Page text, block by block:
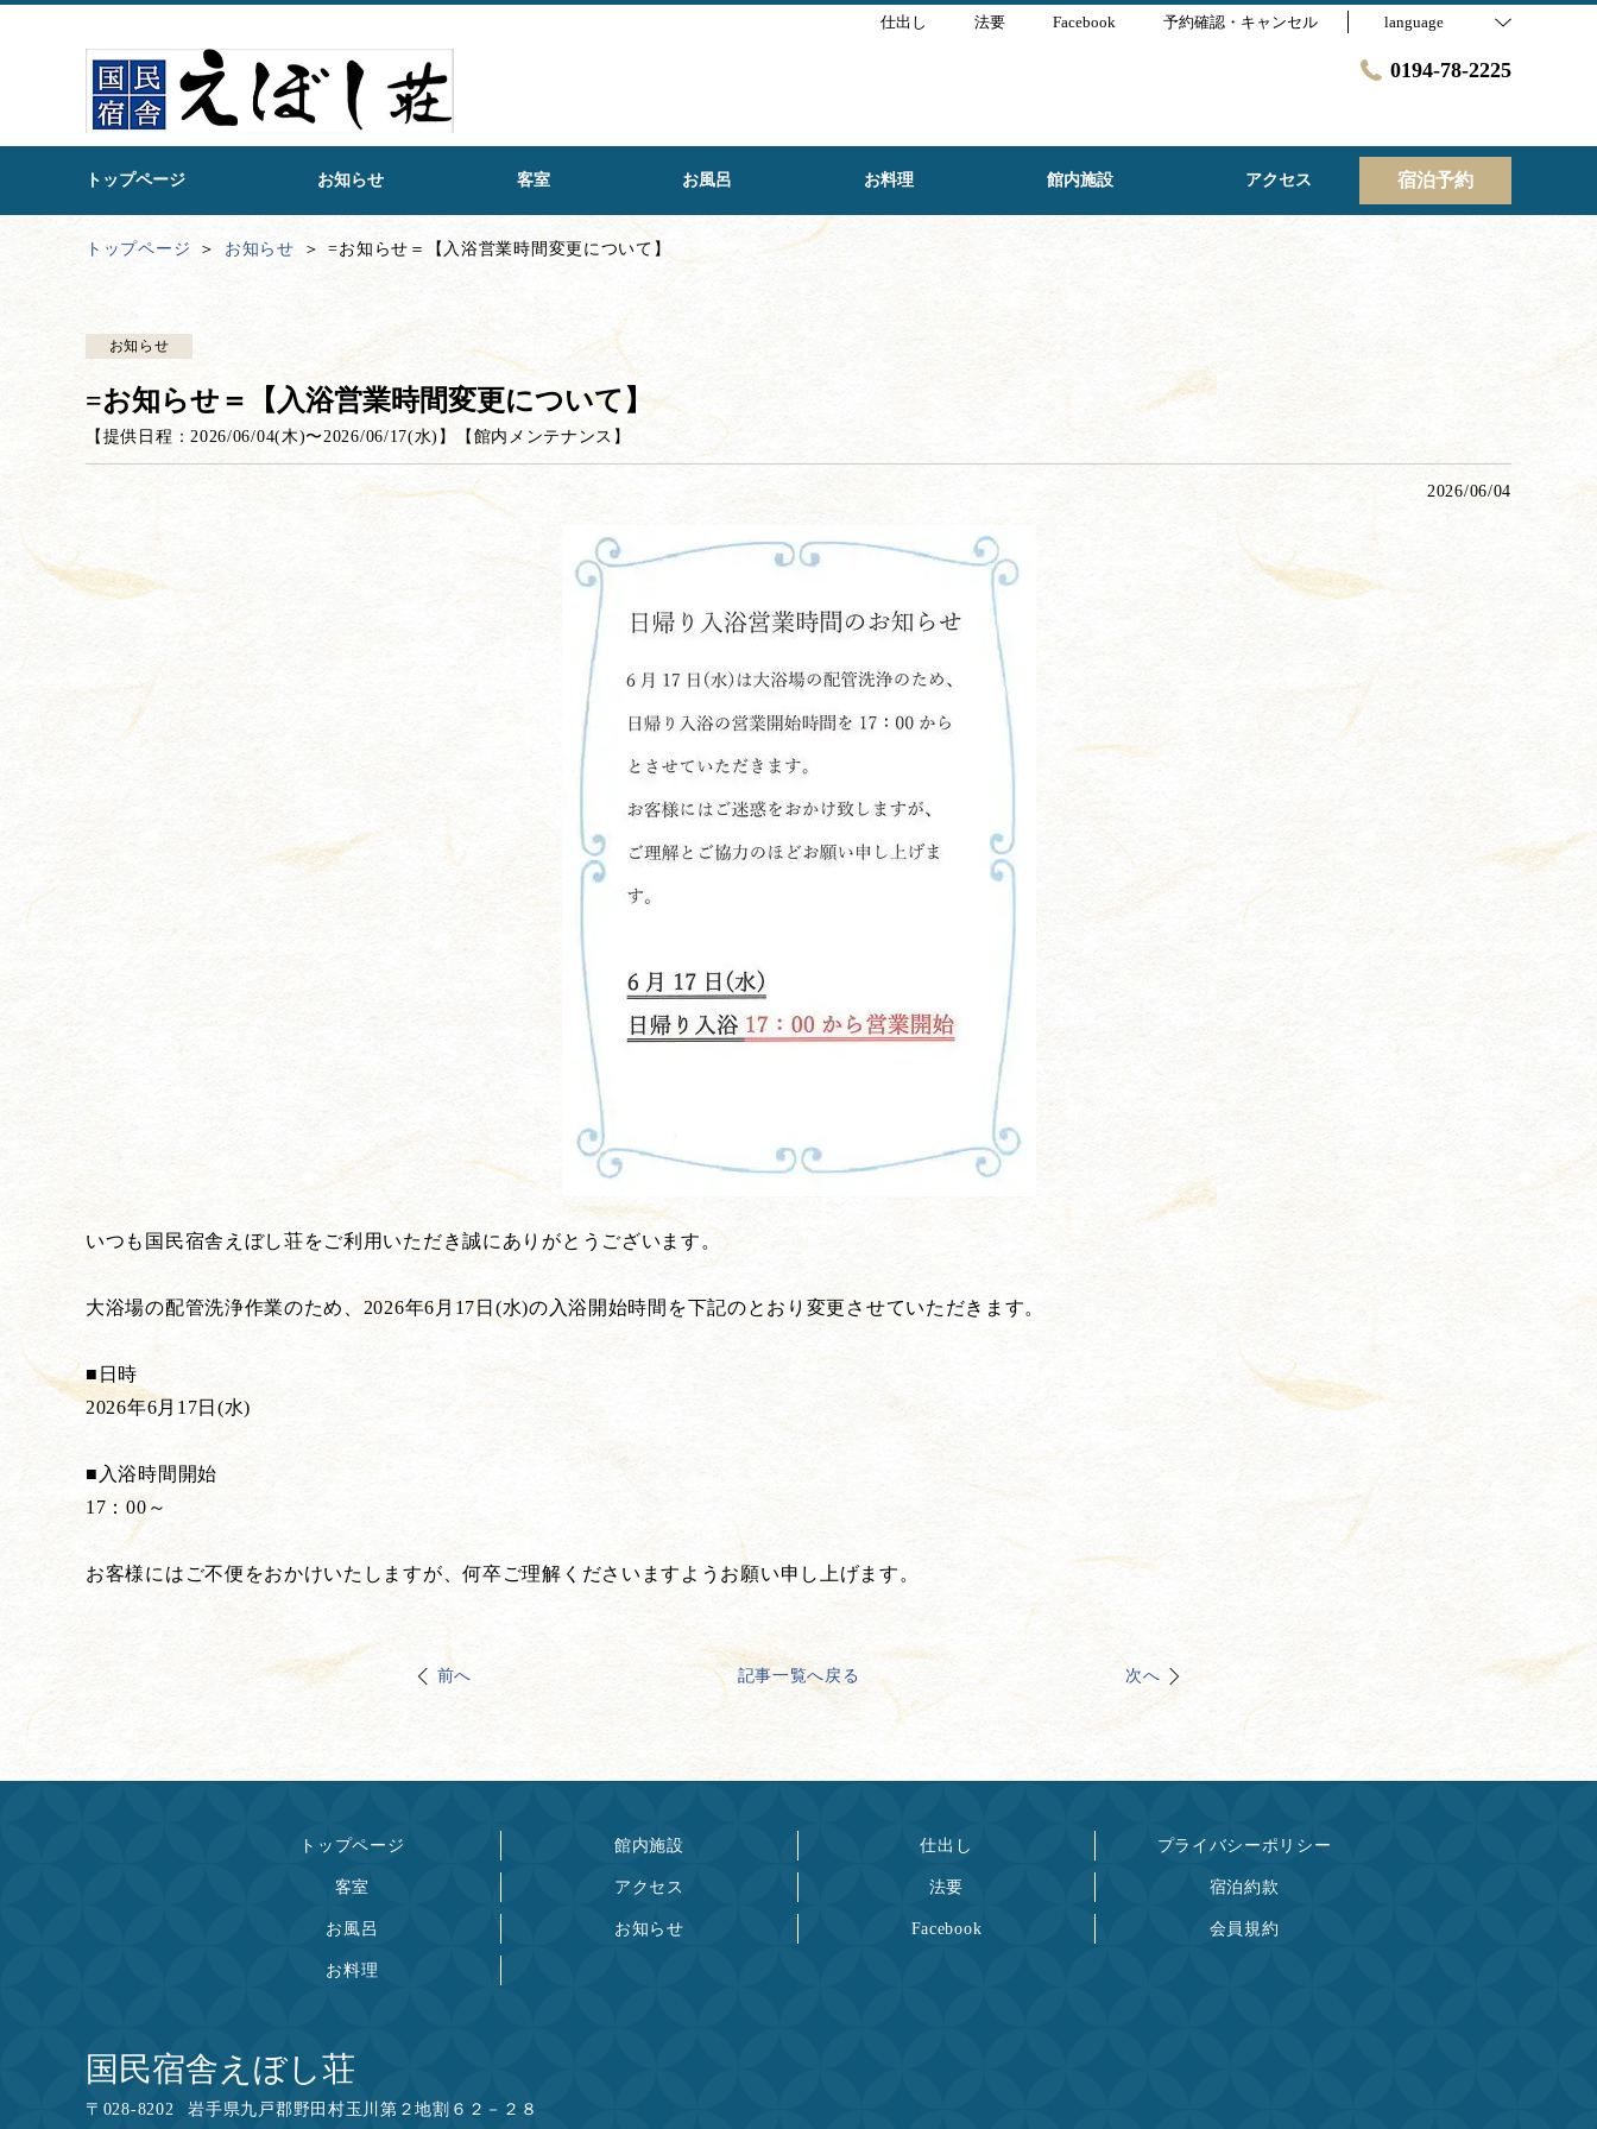
仕出し 法要 Facebook 予約確認・キャンセル language
0194-78-2225
トップページ お知らせ 客室 お風呂 お料理 館内施設 アクセス 宿泊予約
トップページ お知らせ =お知らせ＝【入浴営業時間変更について】
お知らせ
=お知らせ＝【入浴営業時間変更について】
【提供日程：2026/06/04(木)〜2026/06/17(水) 】 【 館内メンテナンス 】
2026/06/04
いつも国民宿舎えぼし荘をご利用いただき誠にありがとうございます。
大浴場の配管洗浄作業のため、2026年6月17日(水)の入浴開始時間を下記のとおり変更させていただきます。
■日時
2026年6月17日(水)
■入浴時間開始
17：00～
お客様にはご不便をおかけいたしますが、何卒ご理解くださいますようお願い申し上げます。
前へ 記事一覧へ戻る 次へ
トップページ
客室
お風呂
お料理
館内施設
アクセス
お知らせ
仕出し
法要
Facebook
プライバシーポリシー
宿泊約款
会員規約
国民宿舎えぼし荘
〒 028-8202 岩手県九戸郡野田村玉川第２地割６２－２８